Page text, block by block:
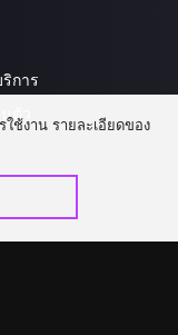
การ
ตัว
ใช้งาน รายละเอียดของ